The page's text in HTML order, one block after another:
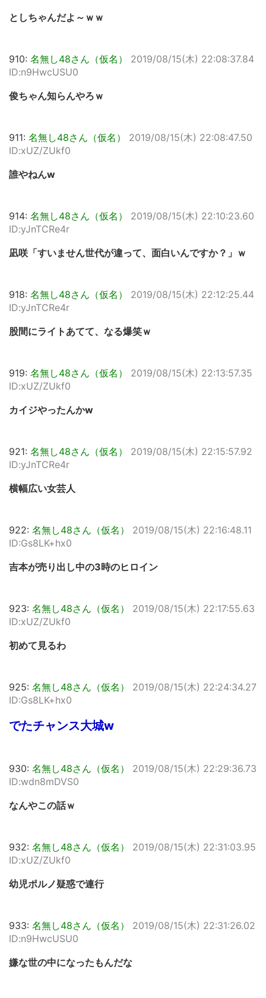
としちゃんだよ～ｗｗ
910: 名無し48さん（仮名）
2019/08/15(木) 22:08:37.84
ID:n9HwcUSU0
俊ちゃん知らんやろｗ
911: 名無し48さん（仮名）
2019/08/15(木) 22:08:47.50
ID:xUZ/ZUkf0
誰やねんw
914: 名無し48さん（仮名）
2019/08/15(木) 22:10:23.60
ID:yJnTCRe4r
凪咲「すいません世代が違って、面白いんですか？」ｗ
918: 名無し48さん（仮名）
2019/08/15(木) 22:12:25.44
ID:yJnTCRe4r
股間にライトあてて、なる爆笑ｗ
919: 名無し48さん（仮名）
2019/08/15(木) 22:13:57.35
ID:xUZ/ZUkf0
カイジやったんかw
921: 名無し48さん（仮名）
2019/08/15(木) 22:15:57.92
ID:yJnTCRe4r
横幅広い女芸人
922: 名無し48さん（仮名）
2019/08/15(木) 22:16:48.11
ID:Gs8LK+hx0
吉本が売り出し中の3時のヒロイン
923: 名無し48さん（仮名）
2019/08/15(木) 22:17:55.63
ID:xUZ/ZUkf0
初めて見るわ
925: 名無し48さん（仮名）
2019/08/15(木) 22:24:34.27
ID:Gs8LK+hx0
でたチャンス大城w
930: 名無し48さん（仮名）
2019/08/15(木) 22:29:36.73
ID:wdn8mDVS0
なんやこの話ｗ
932: 名無し48さん（仮名）
2019/08/15(木) 22:31:03.95
ID:xUZ/ZUkf0
幼児ポルノ疑惑で連行
933: 名無し48さん（仮名）
2019/08/15(木) 22:31:26.02
ID:n9HwcUSU0
嫌な世の中になったもんだな